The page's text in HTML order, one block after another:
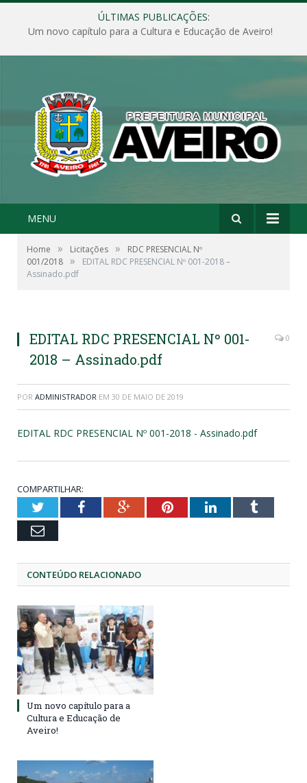
ÚLTIMAS PUBLICAÇÕES:
Um novo capítulo para a Cultura e Educação de Aveiro!
MENU
Home » Licitações »
RDC PRESENCIAL Nº
001/2018 »
EDITAL RDC PRESENCIAL Nº 001-2018 –
Assinado.pdf
EDITAL RDC PRESENCIAL Nº 001-
2018 – Assinado.pdf
0
POR ADMINISTRADOR EM 30 DE MAIO DE 2019
EDITAL RDC PRESENCIAL Nº 001-2018 - Assinado.pdf
COMPARTILHAR:
TwitterFacebookGoogle+PinterestLinkedInTumblr
Email
CONTEÚDO RELACIONADO
Um novo capítulo para a
Cultura e Educação de
Aveiro!